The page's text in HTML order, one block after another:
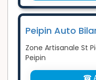
Peipin Auto
Zone Artisanale St
Peipin
☎